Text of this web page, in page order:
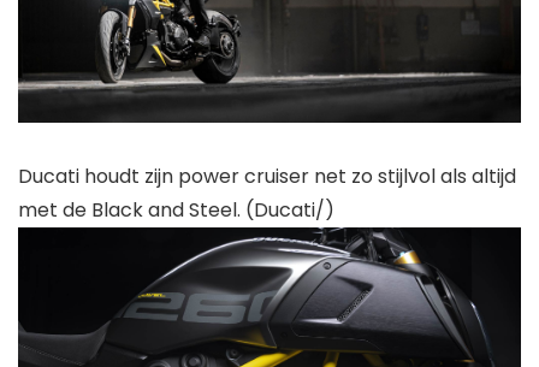
Ducati houdt zijn power cruiser net zo stijlvol als altijd
met de Black and Steel. (Ducati/)